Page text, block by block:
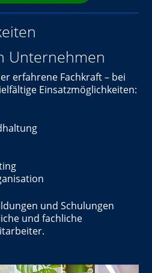
Unternehmen
erfahrene Fachkraft – bei
Einsatzmöglichkeiten:
und Schulungen
und fachliche